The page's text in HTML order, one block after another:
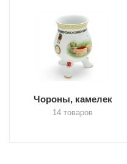
Чороны, камелек
14 товаров